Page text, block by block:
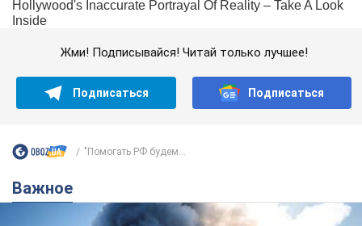
Жми! Подписывайся! Читай только лучшее!
Подписаться Подписаться
"Помогать РФ будем...
Важное